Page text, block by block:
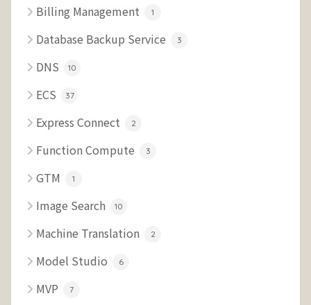
Billing Management 1
Database Backup Service 3
DNS 10
ECS 37
Express Connect 2
Function Compute 3
GTM 1
Image Search 10
Machine Translation 2
Model Studio 6
MVP 7